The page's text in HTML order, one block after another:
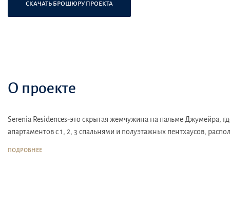
СКАЧАТЬ БРОШЮРУ ПРОЕКТА
О проекте
Serenia Residences-это скрытая жемчужина на пальме Джумейра,
апартаментов с 1, 2, 3 спальнями и полуэтажных пентхаусов,
ПОДРОБНЕЕ